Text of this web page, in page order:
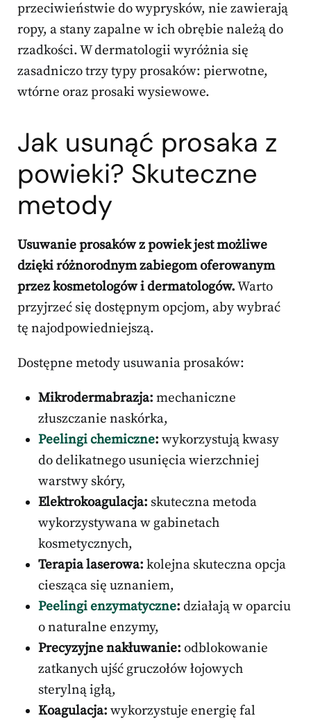
przeciwieństwie do wyprysków, nie zawierają
ropy, a stany zapalne w ich obrębie należą do
rzadkości. W dermatologii wyróżnia się
zasadniczo trzy typy prosaków: pierwotne,
wtórne oraz prosaki wysiewowe.
Jak usunąć prosaka z
powieki? Skuteczne
metody
Usuwanie prosaków z powiek jest możliwe
dzięki różnorodnym zabiegom oferowanym
przez kosmetologów i dermatologów.Warto
przyjrzeć się dostępnym opcjom, aby wybrać
tę najodpowiedniejszą.
Dostępne metody usuwania prosaków:
Mikrodermabrazja: mechaniczne
złuszczanie naskórka,
Peelingi chemiczne: wykorzystują kwasy
do delikatnego usunięcia wierzchniej
warstwy skóry,
Elektrokoagulacja: skuteczna metoda
wykorzystywana w gabinetach
kosmetycznych,
Terapia laserowa: kolejna skuteczna opcja
ciesząca się uznaniem,
Peelingi enzymatyczne: działają w oparciu
o naturalne enzymy,
Precyzyjne nakłuwanie: odblokowanie
zatkanych ujść gruczołów łojowych
sterylną igłą,
Koagulacja: wykorzystuje energię fal